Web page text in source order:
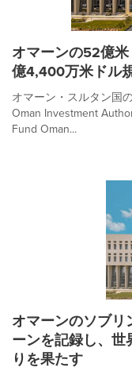
オマーンの52億
億4,400万米ドル
オマーン・スルタン国
Oman Investment
Fund Oman...
オマーンのソブリ
ーンを記録し、
りを果たす